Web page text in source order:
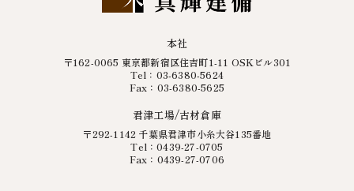
本社
〒162-0065 東京都新宿区住吉町1-11 OSKビル301
Tel：03-6380-5624
Fax：03-6380-5625
君津工場/古材倉庫
〒292-1142 千葉県君津市小糸大谷135番地
Tel：0439-27-0705
Fax：0439-27-0706